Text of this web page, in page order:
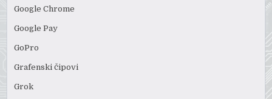
Google Chrome
Google Pay
GoPro
Grafenski čipovi
Grok